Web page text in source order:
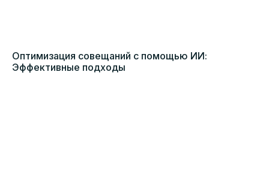
Оптимизация совещаний с помощью ИИ:
Эффективные подходы